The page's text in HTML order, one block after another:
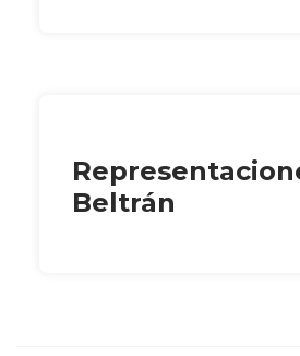
Beltrán